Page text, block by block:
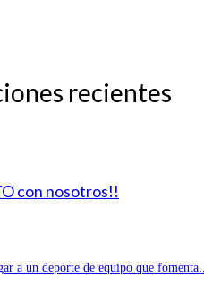
recientes
con nosotros!!
a un deporte de equipo que fomenta...